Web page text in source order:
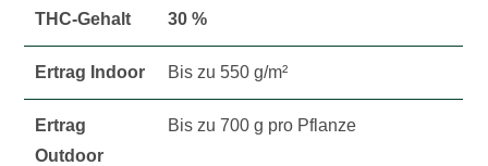
THC-Gehalt 30 %
Ertrag Indoor Bis zu 550 g/m²
Ertrag
Outdoor
Bis zu 700 g pro Pflanze